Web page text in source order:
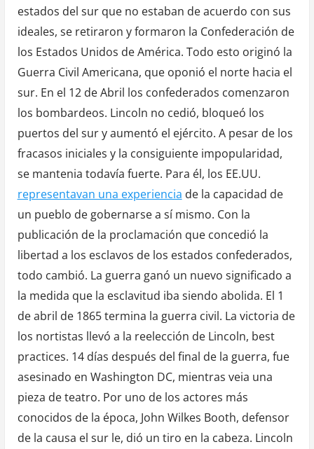
estados del sur que no estaban de acuerdo con sus
ideales, se retiraron y formaron la Confederación de
los Estados Unidos de América. Todo esto originó la
Guerra Civil Americana, que oponió el norte hacia el
sur. En el 12 de Abril los confederados comenzaron
los bombardeos. Lincoln no cedió, bloqueó los
puertos del sur y aumentó el ejército. A pesar de los
fracasos iniciales y la consiguiente impopularidad,
se mantenia todavía fuerte. Para él, los EE.UU.
representavan una experiencia de la capacidad de
un pueblo de gobernarse a sí mismo. Con la
publicación de la proclamación que concedió la
libertad a los esclavos de los estados confederados,
todo cambió. La guerra ganó un nuevo significado a
la medida que la esclavitud iba siendo abolida. El 1
de abril de 1865 termina la guerra civil. La victoria de
los nortistas llevó a la reelección de Lincoln, best
practices. 14 días después del final de la guerra, fue
asesinado en Washington DC, mientras veia una
pieza de teatro. Por uno de los actores más
conocidos de la época, John Wilkes Booth, defensor
de la causa el sur le, dió un tiro en la cabeza. Lincoln